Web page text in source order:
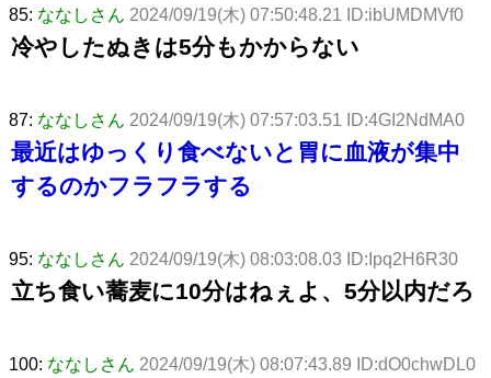
85: ななしさん 2024/09/19(木) 07:50:48.21 ID:ibUMDMVf0
冷やしたぬきは5分もかからない
87: ななしさん 2024/09/19(木) 07:57:03.51 ID:4GI2NdMA0
最近はゆっくり食べないと胃に血液が集中
するのかフラフラする
95: ななしさん 2024/09/19(木) 08:03:08.03 ID:Ipq2H6R30
立ち食い蕎麦に10分はねぇよ、5分以内だろ
100: ななしさん 2024/09/19(木) 08:07:43.89 ID:dO0chwDL0